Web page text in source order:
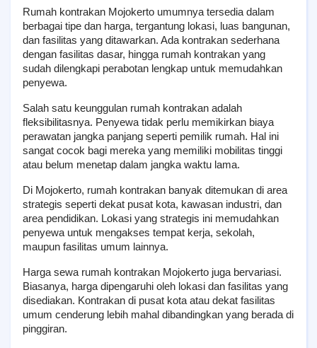
Rumah kontrakan Mojokerto umumnya tersedia dalam
berbagai tipe dan harga, tergantung lokasi, luas bangunan,
dan fasilitas yang ditawarkan. Ada kontrakan sederhana
dengan fasilitas dasar, hingga rumah kontrakan yang
sudah dilengkapi perabotan lengkap untuk memudahkan
penyewa.
Salah satu keunggulan rumah kontrakan adalah
fleksibilitasnya. Penyewa tidak perlu memikirkan biaya
perawatan jangka panjang seperti pemilik rumah. Hal ini
sangat cocok bagi mereka yang memiliki mobilitas tinggi
atau belum menetap dalam jangka waktu lama.
Di Mojokerto, rumah kontrakan banyak ditemukan di area
strategis seperti dekat pusat kota, kawasan industri, dan
area pendidikan. Lokasi yang strategis ini memudahkan
penyewa untuk mengakses tempat kerja, sekolah,
maupun fasilitas umum lainnya.
Harga sewa rumah kontrakan Mojokerto juga bervariasi.
Biasanya, harga dipengaruhi oleh lokasi dan fasilitas yang
disediakan. Kontrakan di pusat kota atau dekat fasilitas
umum cenderung lebih mahal dibandingkan yang berada di
pinggiran.